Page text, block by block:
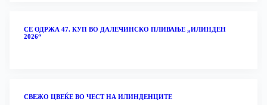
СЕ ОДРЖА 47. КУП ВО ДАЛЕЧИНСКО ПЛИВАЊЕ „ИЛИНДЕН
2026“
‎СВЕЖО ЦВЕЌЕ ВО ЧЕСТ НА ИЛИНДЕНЦИТЕ